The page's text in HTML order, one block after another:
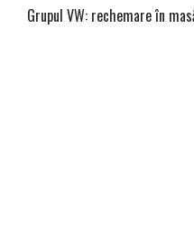
Grupul VW: rechemare în